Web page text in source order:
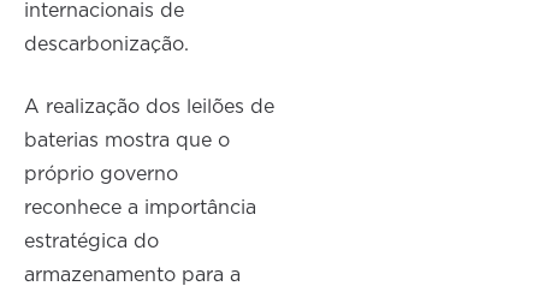
internacionais de
descarbonização.
A realização dos leilões de
baterias mostra que o
próprio governo
reconhece a importância
estratégica do
armazenamento para a